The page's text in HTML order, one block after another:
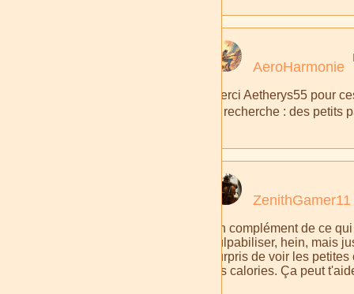
AeroHarmonie
Merci Aetherys55 pour
je recherche : des petits
ZenithGamer11
En complément de ce
culpabiliser, hein, mais
surpris de voir les
les calories. Ça peut